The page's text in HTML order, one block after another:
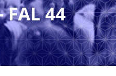
FAL 44